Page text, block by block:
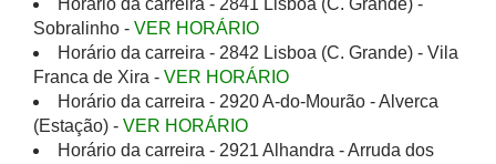
Horário da carreira - 2841 Lisboa (C. Grande) -
Sobralinho - VER HORÁRIO
Horário da carreira - 2842 Lisboa (C. Grande) - Vila
Franca de Xira - VER HORÁRIO
Horário da carreira - 2920 A-do-Mourão - Alverca
(Estação) - VER HORÁRIO
Horário da carreira - 2921 Alhandra - Arruda dos